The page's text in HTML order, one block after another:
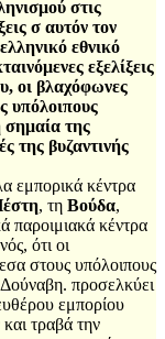
στις
σ αυτόν τον
εθνικό
εξελίξεις
οι βλαχόφωνες
υπόλοιπους
σημαία της
της βυζαντινής
εμπορικά κέντρα
, τη Βούδα,
παροιμιακά κέντρα
ότι οι
στους υπόλοιπους
προσελκύει
εμπορίου
τραβά την